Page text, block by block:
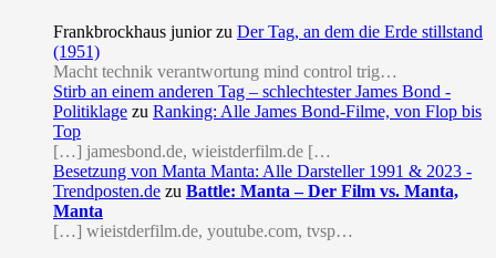
Frankbrockhaus junior zu Der Tag, an dem die Erde stillstand
(1951)
Macht technik verantwortung mind control trig…
Stirb an einem anderen Tag – schlechtester James Bond -
Politiklage zu Ranking: Alle James Bond-Filme, von Flop bis
Top
[…] jamesbond.de, wieistderfilm.de […
Besetzung von Manta Manta: Alle Darsteller 1991 & 2023 -
Trendposten.de zu Battle: Manta – Der Film vs. Manta,
Manta
[…] wieistderfilm.de, youtube.com, tvsp…